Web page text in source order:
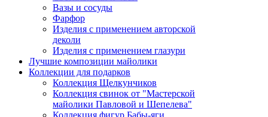
Вазы и сосуды
Фарфор
Изделия с применением авторской
деколи
Изделия с применением глазури
Лучшие композиции майолики
Коллекции для подарков
Коллекция Щелкунчиков
Коллекция свинок от "Мастерской
майолики Павловой и Шепелева"
Коллекция фигур Бабы-яги